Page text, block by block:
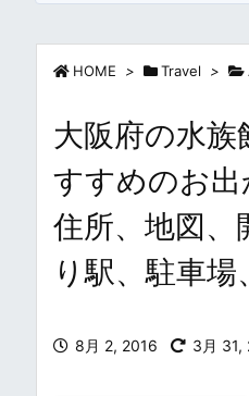
HOME > Travel >
大阪府の水
すすめのお
住所、地図、
り駅、駐車場
8月 2, 2016 3月 31,